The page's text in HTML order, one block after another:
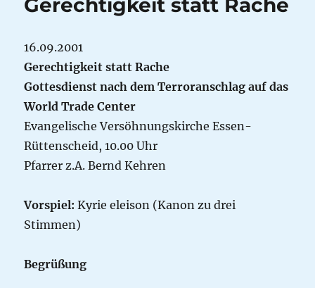
bestes…
Gerechtigkeit statt Rache
16.09.2001
Gerechtigkeit statt Rache
Gottesdienst nach dem Terroranschlag auf das
World Trade Center
Evangelische Versöhnungskirche Essen-
Rüttenscheid, 10.00 Uhr
Pfarrer z.A. Bernd Kehren
Vorspiel: Kyrie eleison (Kanon zu drei
Stimmen)
Begrüßung